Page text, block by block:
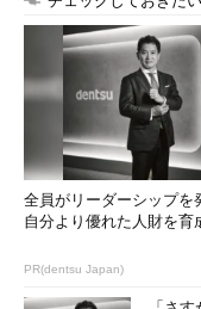
全員がリーダーシップを
自分より優れた人財を育
PR(dentsu Japan)